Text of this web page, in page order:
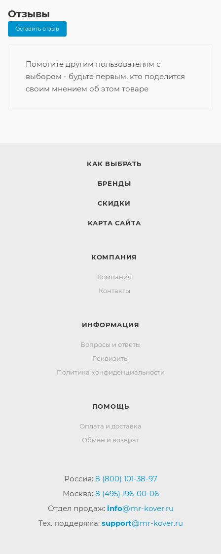
Отзывы
Оставить отзыв
Помогите другим пользователям с
выбором - будьте первым, кто поделится
своим мнением об этом товаре
КАК ВЫБРАТЬ
БРЕНДЫ
СКИДКИ
КАРТА САЙТА
КОМПАНИЯ
Компания
Контакты
ИНФОРМАЦИЯ
Вопросы и ответы
Реквизиты
Политика конфиденциальности
ПОМОЩЬ
Оплата и доставка
Обмен и возврат
Россия: 8 (800) 101-38-97
Москва: 8 (495) 196-00-06
Отдел продаж: info@mr-kover.ru
Тех. поддержка: support@mr-kover.ru